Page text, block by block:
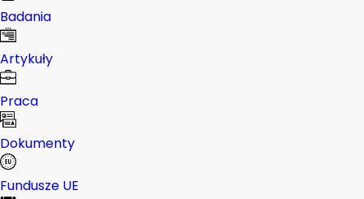
Badania
Artykuły
Praca
Dokumenty
Fundusze UE